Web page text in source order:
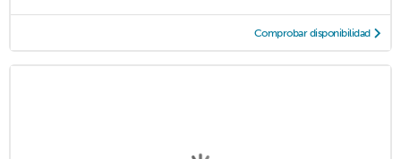
Comprobar disponibilidad